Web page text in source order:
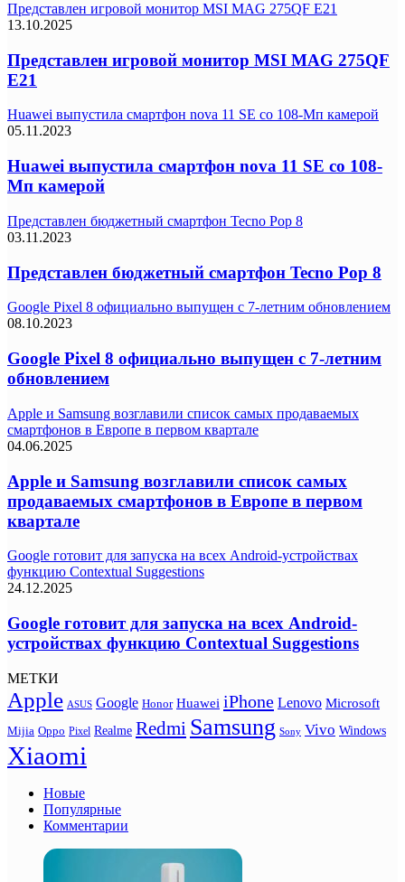
Представлен игровой монитор MSI MAG 275QF E21
13.10.2025
Представлен игровой монитор MSI MAG 275QF
E21
Huawei выпустила смартфон nova 11 SE со 108-Мп камерой
05.11.2023
Huawei выпустила смартфон nova 11 SE со 108-
Мп камерой
Представлен бюджетный смартфон Tecno Pop 8
03.11.2023
Представлен бюджетный смартфон Tecno Pop 8
Google Pixel 8 официально выпущен с 7-летним обновлением
08.10.2023
Google Pixel 8 официально выпущен с 7-летним
обновлением
Apple и Samsung возглавили список самых продаваемых
смартфонов в Европе в первом квартале
04.06.2025
Apple и Samsung возглавили список самых
продаваемых смартфонов в Европе в первом
квартале
Google готовит для запуска на всех Android-устройствах
функцию Contextual Suggestions
24.12.2025
Google готовит для запуска на всех Android-
устройствах функцию Contextual Suggestions
МЕТКИ
Apple ASUS Google Honor Huawei iPhone Lenovo Microsoft
Mijia Oppo Pixel Realme Redmi Samsung Sony Vivo Windows
Xiaomi
Новые
Популярные
Комментарии